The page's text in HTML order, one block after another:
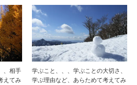
、相手
えてみ
学ぶこと、、、学ぶことの大切さ、
学ぶ理由など、あらためて考えてみ